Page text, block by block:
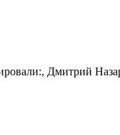
Дмитрий